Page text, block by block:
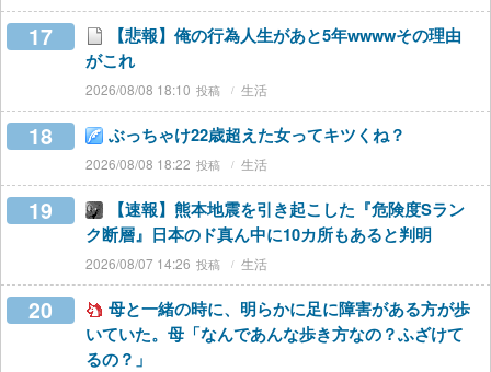
17
【悲報】俺の行為人生があと5年wwwwその理由
がこれ
2026/08/08 18:10 生活
18 ぶっちゃけ22歳超えた女ってキツくね？
2026/08/08 18:22 生活
19
【速報】熊本地震を引き起こした『危険度Sラン
ク断層』日本のド真ん中に10カ所もあると判明
2026/08/07 14:26 生活
20
母と一緒の時に、明らかに足に障害がある方が歩
いていた。母「なんであんな歩き方なの？ふざけて
るの？」